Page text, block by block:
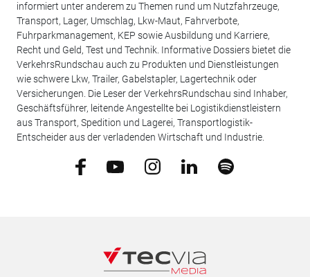
informiert unter anderem zu Themen rund um Nutzfahrzeuge,
Transport, Lager, Umschlag, Lkw-Maut, Fahrverbote,
Fuhrparkmanagement, KEP sowie Ausbildung und Karriere,
Recht und Geld, Test und Technik. Informative Dossiers bietet die
VerkehrsRundschau auch zu Produkten und Dienstleistungen
wie schwere Lkw, Trailer, Gabelstapler, Lagertechnik oder
Versicherungen. Die Leser der VerkehrsRundschau sind Inhaber,
Geschäftsführer, leitende Angestellte bei Logistikdienstleistern
aus Transport, Spedition und Lagerei, Transportlogistik-
Entscheider aus der verladenden Wirtschaft und Industrie.